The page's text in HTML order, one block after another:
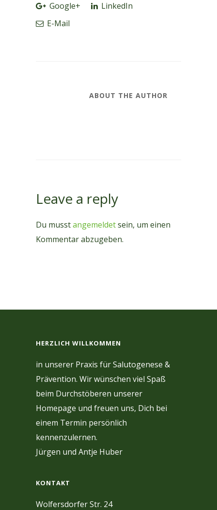
Google+
LinkedIn
E-Mail
ABOUT THE AUTHOR
Leave a reply
Du musstangemeldetsein, um einen
Kommentar abzugeben.
HERZLICH WILLKOMMEN
in unserer Praxis für Salutogenese &
Prävention. Wir wünschen viel Spaß
beim Durchstöberen unserer
Homepage und freuen uns, Dich bei
einem Termin persönlich
kennenzulernen.
Jürgen und Antje Huber
KONTAKT
Wolfersdorfer Str. 24